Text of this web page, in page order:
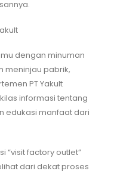
dengan minuman
meninjau pabrik,
PT Yakult
informasi tentang
edukasi manfaat dari
“visit factory outlet”
dari dekat proses